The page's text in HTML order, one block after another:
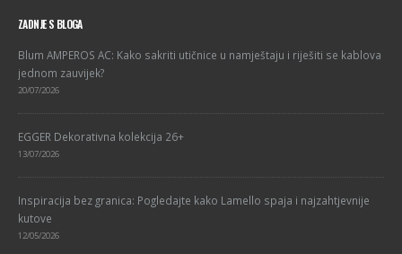
ZADNJE S BLOGA
Blum AMPEROS AC: Kako sakriti utičnice u namještaju i riješiti se kablova
jednom zauvijek?
20/07/2026
EGGER Dekorativna kolekcija 26+
13/07/2026
Inspiracija bez granica: Pogledajte kako Lamello spaja i najzahtjevnije
kutove
12/05/2026